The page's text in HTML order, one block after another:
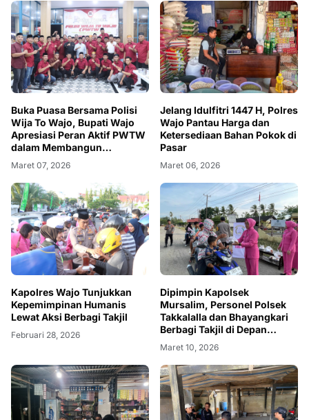
Buka Puasa Bersama Polisi
Wija To Wajo, Bupati Wajo
Apresiasi Peran Aktif PWTW
dalam Membangun
Solidaritas Sosial
Maret 07, 2026
Jelang Idulfitri 1447 H, Polres
Wajo Pantau Harga dan
Ketersediaan Bahan Pokok di
Pasar
Maret 06, 2026
Kapolres Wajo Tunjukkan
Kepemimpinan Humanis
Lewat Aksi Berbagi Takjil
Februari 28, 2026
Dipimpin Kapolsek
Mursalim, Personel Polsek
Takkalalla dan Bhayangkari
Berbagi Takjil di Depan
Mapolsek
Maret 10, 2026